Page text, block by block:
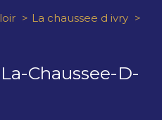
La chaussee d ivry
Chaussee-D-